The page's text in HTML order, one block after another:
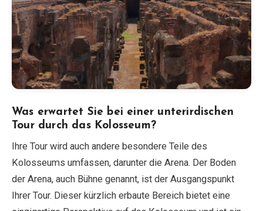
Was erwartet Sie bei einer unterirdischen
Tour durch das Kolosseum?
Ihre Tour wird auch andere besondere Teile des
Kolosseums umfassen, darunter die Arena. Der Boden
der Arena, auch Bühne genannt, ist der Ausgangspunkt
Ihrer Tour. Dieser kürzlich erbaute Bereich bietet eine